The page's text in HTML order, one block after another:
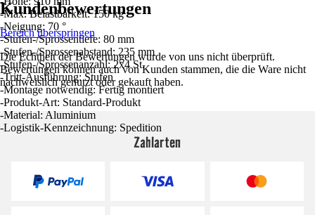
-Max. Belastbarkeit: 150 kg
-Neigung: 70 °
-Stufen-/Sprossentiefe: 80 mm
-Stufen-/Sprossenabstand: 235 mm
-Stufen-/Sprossenanzahl: 2x4 St.
-Tritt-Ausführung: Stufen
-Montage notwendig: Fertig montiert
-Produkt-Art: Standard-Produkt
-Material: Aluminium
-Logistik-Kennzeichnung: Spedition
Kundenbewertungen
Bereich überspringen
Die Echtheit der Bewertungen wurde von uns nicht überprüft.
Bewertungen können auch von Kunden stammen, die die Ware nicht
nachweislich genutzt oder gekauft haben.
Zahlarten